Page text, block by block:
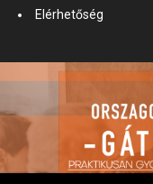
Elérhetőség